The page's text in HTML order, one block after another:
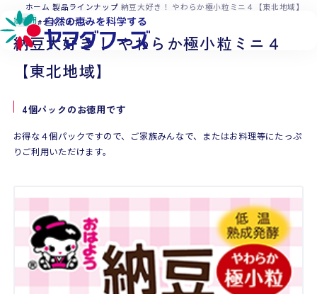
本文へ移動
ホーム 製品ラインナップ 納豆大好き！ やわらか極小粒ミニ４【東北地域】
家庭用 チルド つぶ
納豆大好き！ やわらか極小粒ミニ４
【東北地域】
4個パックのお徳用です
お得な４個パックですので、ご家族みんなで、またはお料理等にたっぷ
りご利用いただけます。